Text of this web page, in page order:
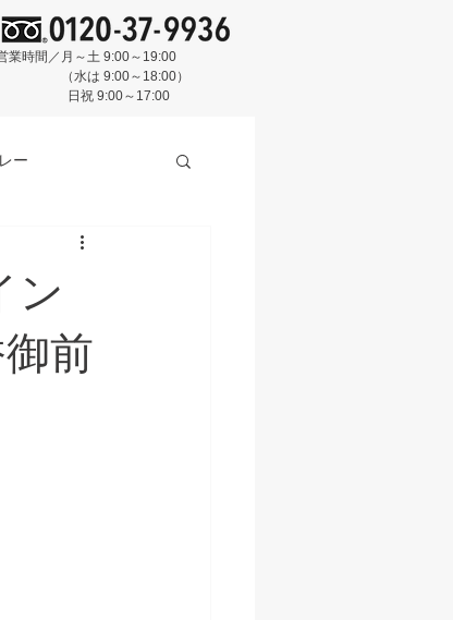
業時間／月～土 9:00～19:00
（水は 9:00～18:00）
日祝 9:00～17:00
ー
ー BASE
ン
前